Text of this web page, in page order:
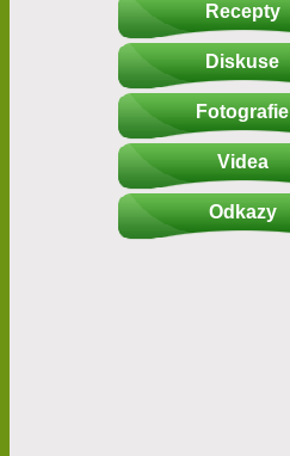
Recepty
Diskuse
Fotografie
Videa
Odkazy